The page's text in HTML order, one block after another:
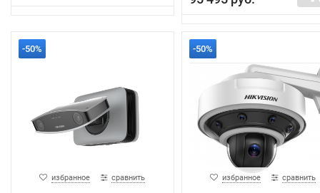
-50%
избранное сравнить
-50%
избранное сравнить